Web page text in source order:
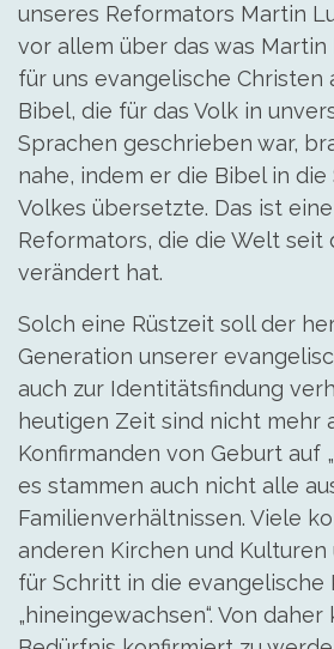
unseres Reformators Martin
vor allem über das was
für uns evangelische Christen
Bibel, die für das Volk in
Sprachen geschrieben war,
nahe, indem er die Bibel in die
Volkes übersetzte. Das ist
Reformators, die die Welt
verändert hat.
Solch eine Rüstzeit soll der
Generation unserer
auch zur Identitätsfindung
heutigen Zeit sind nicht mehr
Konfirmanden von Geburt auf
es stammen auch nicht alle
Familienverhältnissen. Viele
anderen Kirchen und
für Schritt in die evangelische
„hineingewachsen“. Von